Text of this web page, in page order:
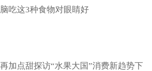
吃这3种食物对眼睛好
加点甜探访“水果大国”消费新趋势下